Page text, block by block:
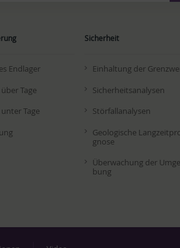
End­la­ger
Ta­ge
Ta­ge
Sicherheit
Ein­hal­tung der
Si­cher­heits­ana­ly­sen
Stör­fall­ana­ly­sen
Geo­lo­gi­sche
gno­se
Über­wa­chung der
bung